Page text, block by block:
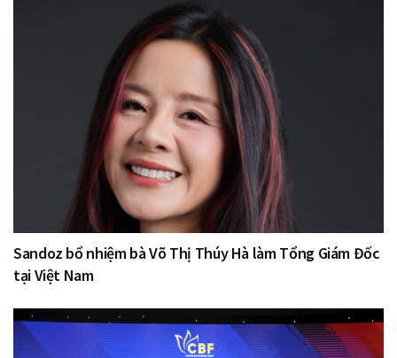
Sandoz bổ nhiệm bà Võ Thị Thúy Hà làm Tổng Giám Đốc
tại Việt Nam